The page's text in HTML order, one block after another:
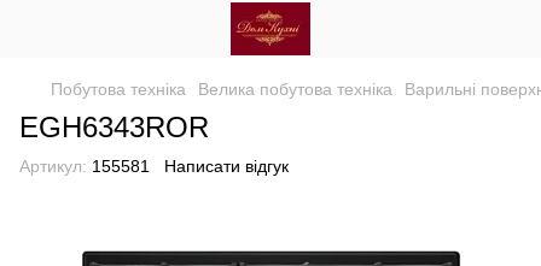
Побутова техніка Велика побутова техніка Варильні
EGH6343ROR
Артикул: 155581 Написати відгук